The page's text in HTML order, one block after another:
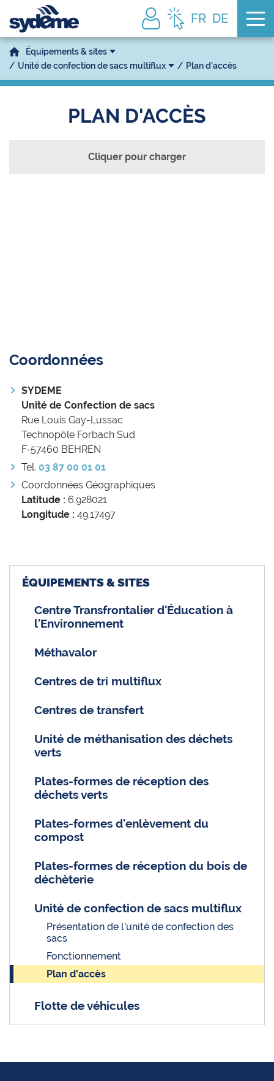
FR DE
Équipements & sites
Unité de confection de sacs multiflux
Plan d'accès
PLAN D'ACCÈS
Cliquer pour charger
Coordonnées
SYDEME
Unité de Confection de sacs
Rue Louis Gay-Lussac
Technopôle Forbach Sud
F-57460 BEHREN
Tel. 03 87 00 01 01
Coordonnées Géographiques
Latitude : 6.928021
Longitude : 49.17497
ÉQUIPEMENTS & SITES
Centre Transfrontalier d'Éducation à
l'Environnement
Méthavalor
Centres de tri multiflux
Centres de transfert
Unité de méthanisation des déchets
verts
Plates-formes de réception des
déchets verts
Plates-formes d'enlèvement du
compost
Plates-formes de réception du bois de
déchèterie
Unité de confection de sacs multiflux
Présentation de l'unité de confection des
sacs
Fonctionnement
Plan d'accès
Flotte de véhicules